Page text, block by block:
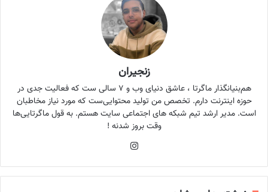
زنجیران
هم‌بنیانگذار ماگرتا ، عاشق دنیای وب و ۷ سالی ست که فعالیت جدی در
حوزه اینترنت دارم. تخصص من تولید محتوایی‌ست که مورد نیاز مخاطبان
است. مدیر ارشد تیم شبکه های اجتماعی سایت هستم. به قول ماگرتایی‌ها
وقت بروز شدنه !